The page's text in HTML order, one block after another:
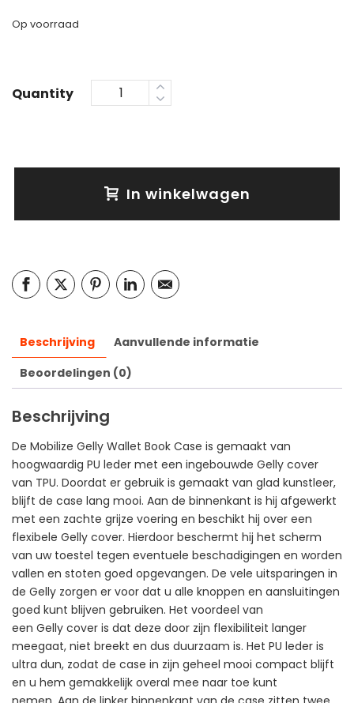
Op voorraad
Quantity
In winkelwagen
Beschrijving
Aanvullende informatie
Beoordelingen (0)
Beschrijving
De Mobilize Gelly Wallet Book Case is gemaakt van
hoogwaardig PU leder met een ingebouwde Gelly cover
van TPU. Doordat er gebruik is gemaakt van glad kunstleer,
blijft de case lang mooi. Aan de binnenkant is hij afgewerkt
met een zachte grijze voering en beschikt hij over een
flexibele Gelly cover. Hierdoor beschermt hij het scherm
van uw toestel tegen eventuele beschadigingen en worden
vallen en stoten goed opgevangen. De vele uitsparingen in
de Gelly zorgen er voor dat u alle knoppen en aansluitingen
goed kunt blijven gebruiken. Het voordeel van
een Gelly cover is dat deze door zijn flexibiliteit langer
meegaat, niet breekt en dus duurzaam is. Het PU leder is
ultra dun, zodat de case in zijn geheel mooi compact blijft
en u hem gemakkelijk overal mee naar toe kunt